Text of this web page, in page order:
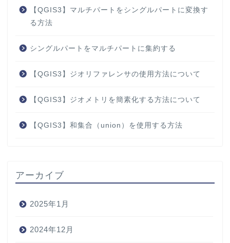
【QGIS3】マルチパートをシングルパートに変換す
る方法
シングルパートをマルチパートに集約する
【QGIS3】ジオリファレンサの使用方法について
【QGIS3】ジオメトリを簡素化する方法について
【QGIS3】和集合（union）を使用する方法
アーカイブ
2025年1月
2024年12月